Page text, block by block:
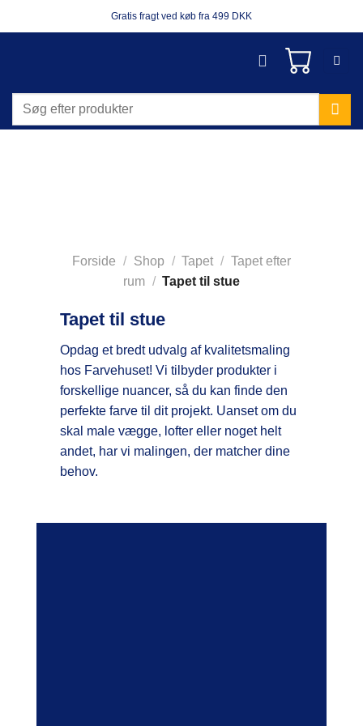
til
Gratis fragt ved køb fra 499 DKK
Søg
Forside / Shop / Tapet / Tapet efter
rum / Tapet til stue
Tapet til stue
Opdag et bredt udvalg af kvalitetsmaling
hos Farvehuset! Vi tilbyder produkter i
forskellige nuancer, så du kan finde den
perfekte farve til dit projekt. Uanset om du
skal male vægge, lofter eller noget helt
andet, har vi malingen, der matcher dine
behov.